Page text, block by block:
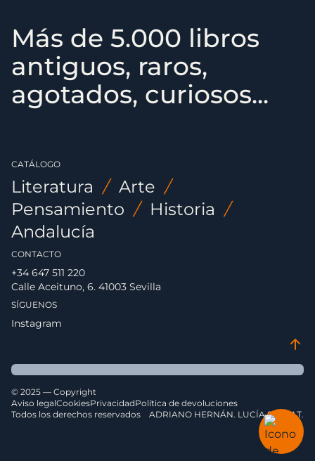
Más de 5.000 libros
antiguos, raros,
agotados, curiosos...
CATÁLOGO
Literatura / Arte /
Pensamiento / Historia /
Andalucía
CONTACTO
+34 647 511 220
Calle Aceituno, 6. 41003 Sevilla
SÍGUENOS
Instagram
© 2025 — Copyright
Aviso legalCookiesPrivacidadPolítica de devoluciones
Todos los derechos reservados
ADRIANO HERNÁN. LUCÍA SERRAT.